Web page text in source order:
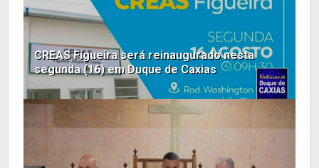
CREAS Figueira será reinaugurado nesta
segunda (16) em Duque de Caxias